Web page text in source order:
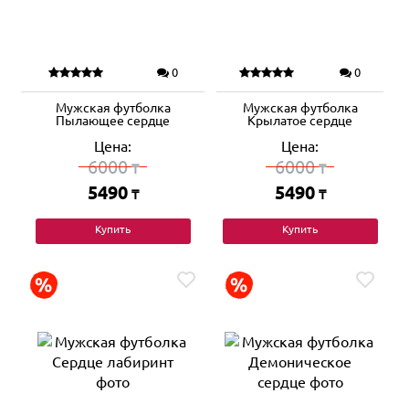
0
Мужская футболка
Пылающее сердце
Цена:
6000₸
5490 ₸
Купить
0
Мужская футболка
Крылатое сердце
Цена:
6000₸
5490 ₸
Купить